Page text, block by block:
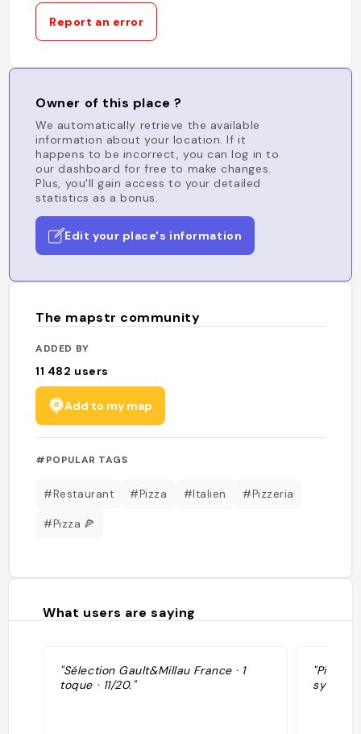
Report an error
Owner of this place ?
We automatically retrieve the available
information about your location. If it
happens to be incorrect, you can log in to
our dashboard for free to make changes.
Plus, you'll gain access to your detailed
statistics as a bonus.
Edit your place's information
The mapstr community
ADDED BY
11 482 users
Add to my map
#POPULAR TAGS
#Restaurant #Pizza #Italien #Pizzeria
#Pizza 🍕
What users are saying
"Sélection Gault&Millau France · 1
toque · 11/20."
sympa,